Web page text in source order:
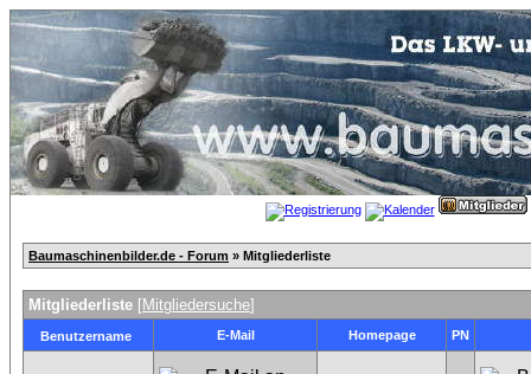
Baumaschinenbilder.de - Forum » Mitgliederliste
Mitgliederliste [Mitgliedersuche]
Benutzername E-Mail Homepage PN